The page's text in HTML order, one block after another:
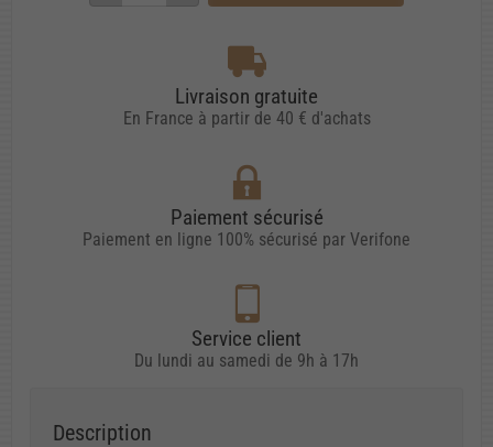
Livraison gratuite
En France à partir de 40 € d'achats
Paiement sécurisé
Paiement en ligne 100% sécurisé par Verifone
Service client
Du lundi au samedi de 9h à 17h
Description